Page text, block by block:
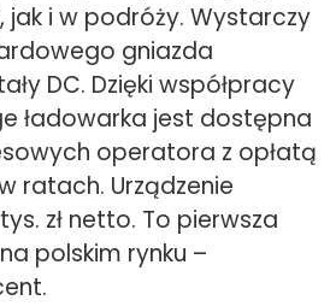
jak i w podróży. Wystarczy
gniazda
DC. Dzięki współpracy
ładowarka jest dostępna
operatora z opłatą
ratach. Urządzenie
zł netto. To pierwsza
polskim rynku –